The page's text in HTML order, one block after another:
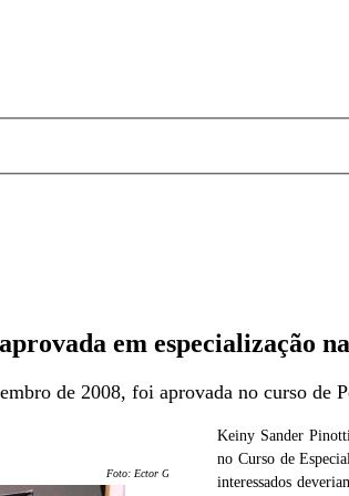
em especialização
de 2008, foi aprovada no curso de
Foto: Ector Gervasoni
Keiny Sander
no Curso de
interessados